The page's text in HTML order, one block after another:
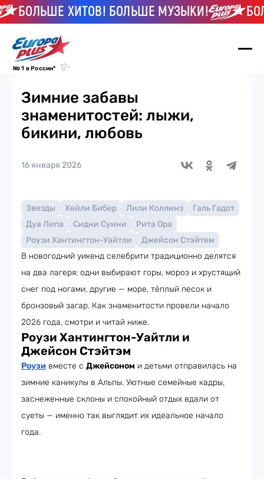
БОЛЬШЕ ХИТОВ! БОЛЬШЕ МУЗЫКИ!
№ 1 в России*
Зимние забавы
знаменитостей: лыжи,
бикини, любовь
16 января 2026
Звезды Хейли Бибер Лили Коллинз
Галь Гадот
Дуа Липа
Сидни Суини
Рита Ора
Роузи Хантингтон-Уайтли
Джейсон Стэйтем
В новогодний уикенд селебрити традиционно делятся
на два лагеря: одни выбирают горы, мороз и хрустящий
снег под ногами, другие — море, тёплый песок и
бронзовый загар. Как знаменитости провели начало
2026 года, смотри и читай ниже.
Роузи Хантингтон-Уайтли и
Джейсон Стэйтэм
Роузи вместе с Джейсоном и детьми отправилась на
зимние каникулы в Альпы. Уютные семейные кадры,
заснеженные склоны и спокойный отдых вдали от
суеты — именно так выглядит их идеальное начало
года.